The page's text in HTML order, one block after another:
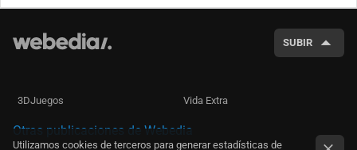
SUBIR
3DJuegos Vida Extra
Otras publicaciones de Webedia
Utilizamos cookies de terceros para generar estadísticas de